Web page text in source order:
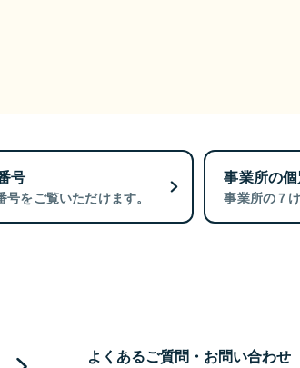
号
をご覧いただけます。
事業所の
事業所の７
よくあるご質問・お問い合わせ